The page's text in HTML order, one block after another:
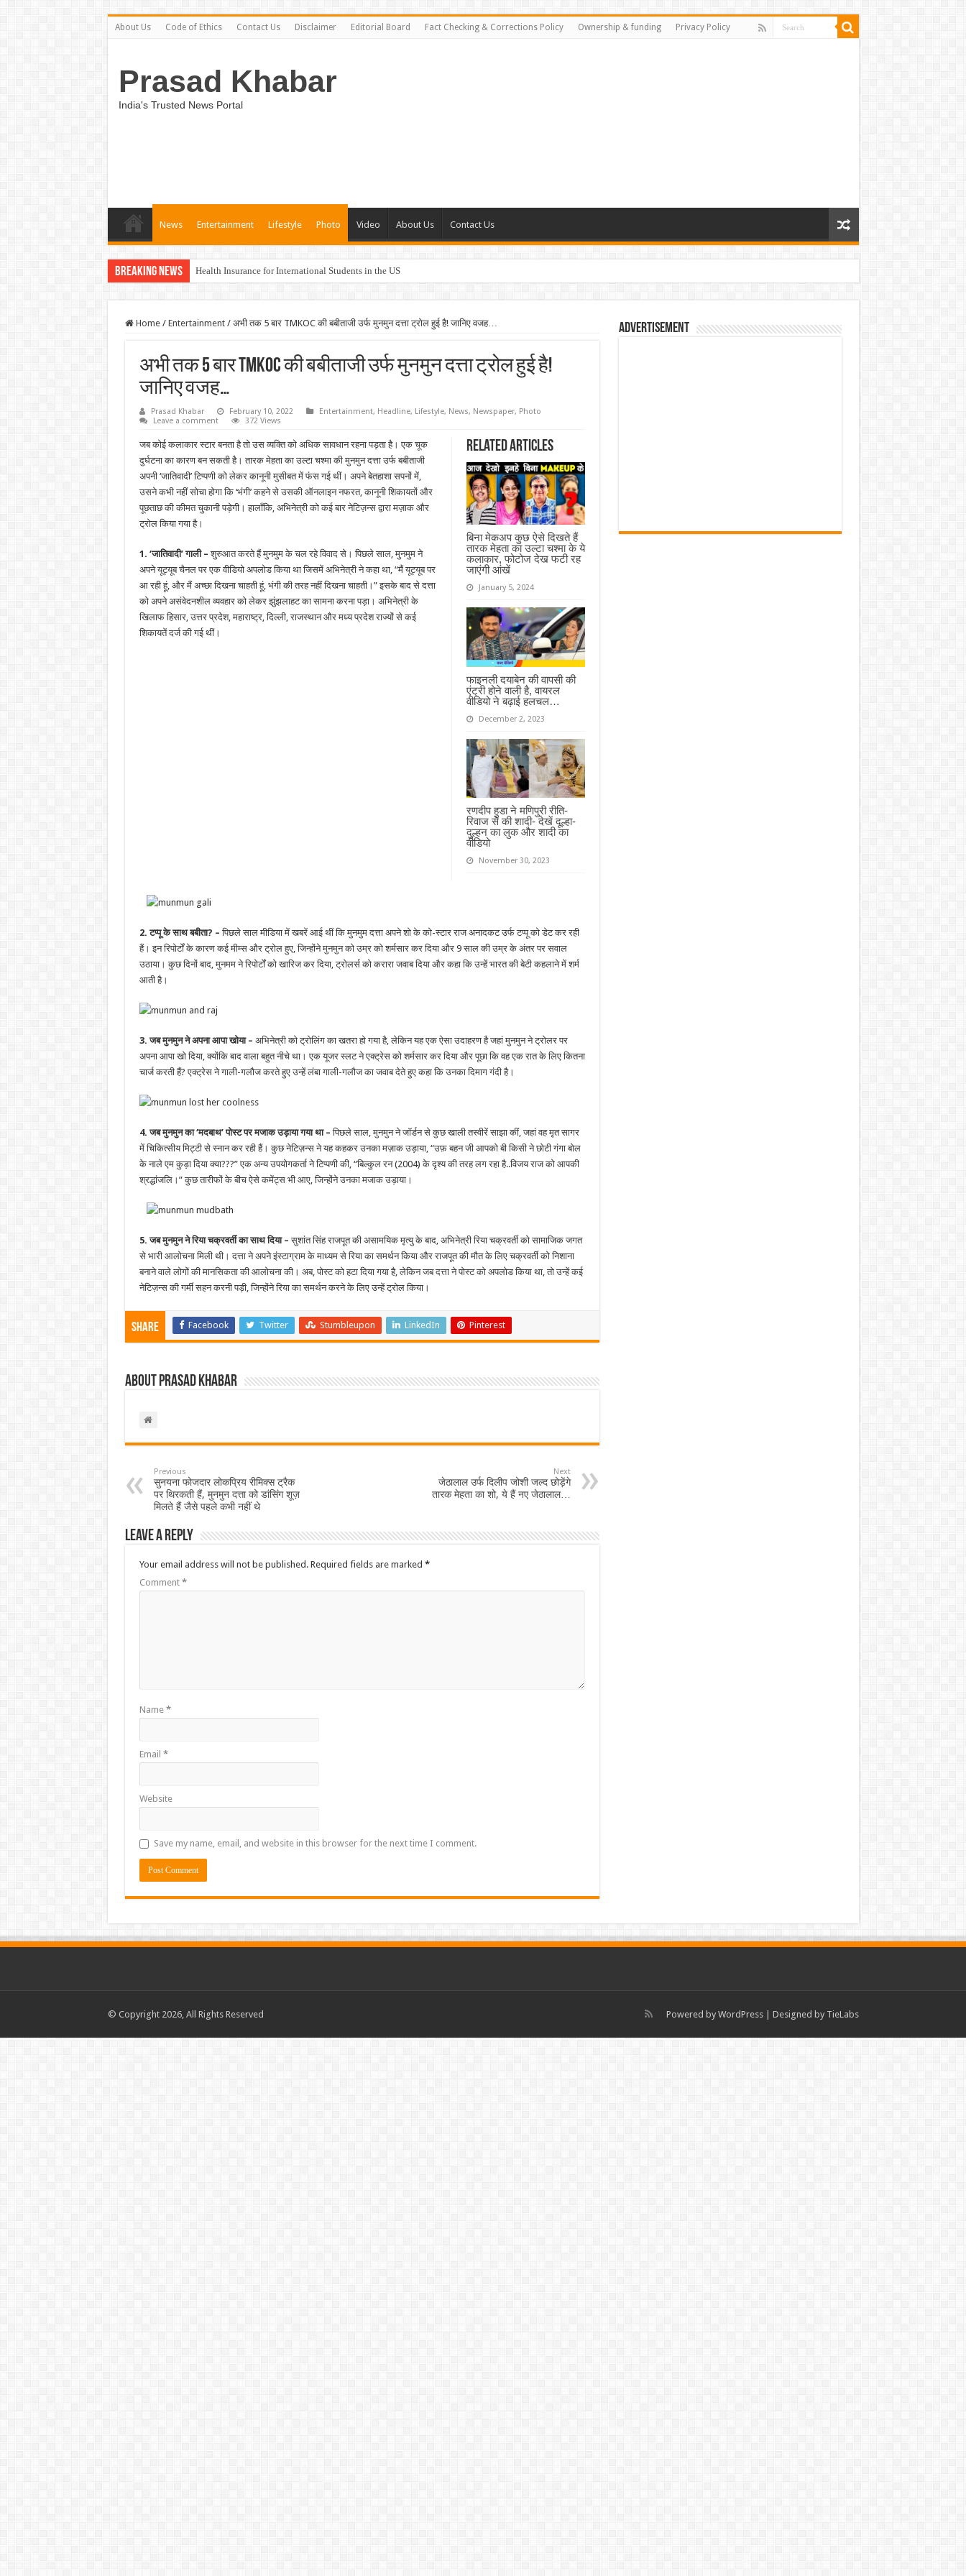
About Us Code of Ethics Contact Us Disclaimer Editorial Board Fact Checking & Corrections Policy Ownership & funding Privacy Policy
Prasad Khabar
India's Trusted News Portal
News Entertainment Lifestyle Photo Video About Us Contact Us
Breaking News Health Insurance for International Students in the US
Unveiling the Best Medical Insurance Plans in the US
Home / Entertainment / अभी तक 5 बार TMKOC की बबीताजी उर्फ मुनमुन दत्ता ट्रोल हुई है! जानिए वजह…
अभी तक 5 बार TMKOC की बबीताजी उर्फ मुनमुन दत्ता ट्रोल हुई है!
जानिए वजह…
Prasad Khabar February 10, 2022 Entertainment, Headline, Lifestyle, News, Newspaper, Photo
Leave a comment
372 Views
Related Articles
बिना मेकअप कुछ ऐसे दिखते हैं
तारक मेहता का उल्टा चश्मा के ये
कलाकार, फोटोज देख फटी रह
जाएंगी आंखें
January 5, 2024
फाइनली दयाबेन की वापसी की
एंट्री होने वाली है, वायरल
वीडियो ने बढ़ाई हलचल…
December 2, 2023
रणदीप हुडा ने मणिपुरी रीति-
रिवाज से की शादी- देखें दूल्हा-
दुल्हन का लुक और शादी का
वीडियो
November 30, 2023
जब कोई कलाकार स्टार बनता है तो उस व्यक्ति को अधिक सावधान रहना पड़ता है। एक चूक
दुर्घटना का कारण बन सकती है। तारक मेहता का उल्टा चश्मा की मुनमुन दत्ता उर्फ बबीताजी
अपनी ‘जातिवादी’ टिप्पणी को लेकर कानूनी मुसीबत में फंस गई थीं। अपने बेतहाशा सपनों में,
उसने कभी नहीं सोचा होगा कि ‘भंगी’ कहने से उसकी ऑनलाइन नफरत, कानूनी शिकायतों और
पूछताछ की कीमत चुकानी पड़ेगी। हालाँकि, अभिनेत्री को कई बार नेटिज़न्स द्वारा मज़ाक और
ट्रोल किया गया है।
1. ‘जातिवादी’ गाली – शुरुआत करते हैं मुनमुम के चल रहे विवाद से। पिछले साल, मुनमुम ने
अपने यूट्यूब चैनल पर एक वीडियो अपलोड किया था जिसमें अभिनेत्री ने कहा था, “मैं यूट्यूब पर
आ रही हूं, और मैं अच्छा दिखना चाहती हूं, भंगी की तरह नहीं दिखना चाहती।” इसके बाद से दत्ता
को अपने असंवेदनशील व्यवहार को लेकर झुंझलाहट का सामना करना पड़ा। अभिनेत्री के
खिलाफ हिसार, उत्तर प्रदेश, महाराष्ट्र, दिल्ली, राजस्थान और मध्य प्रदेश राज्यों से कई
शिकायतें दर्ज की गई थीं।
2. टप्पू के साथ बबीता? – पिछले साल मीडिया में खबरें आई थीं कि मुनमुम दत्ता अपने शो के को-स्टार राज अनादकट उर्फ टप्पू को डेट कर रही
हैं। इन रिपोर्टों के कारण कई मीम्स और ट्रोल हुए, जिन्होंने मुनमुन को उम्र को शर्मसार कर दिया और 9 साल की उम्र के अंतर पर सवाल
उठाया। कुछ दिनों बाद, मुनमम ने रिपोर्टों को खारिज कर दिया, ट्रोलर्स को करारा जवाब दिया और कहा कि उन्हें भारत की बेटी कहलाने में शर्म
आती है।
3. जब मुनमुन ने अपना आपा खोया – अभिनेत्री को ट्रोलिंग का खतरा हो गया है, लेकिन यह एक ऐसा उदाहरण है जहां मुनमुन ने ट्रोलर पर
अपना आपा खो दिया, क्योंकि बाद वाला बहुत नीचे था। एक यूजर स्लट ने एक्ट्रेस को शर्मसार कर दिया और पूछा कि वह एक रात के लिए कितना
चार्ज करती हैं? एक्ट्रेस ने गाली-गलौज करते हुए उन्हें लंबा गाली-गलौज का जवाब देते हुए कहा कि उनका दिमाग गंदी है।
4. जब मुनमुन का ‘मदबाथ’ पोस्ट पर मजाक उड़ाया गया था – पिछले साल, मुनमुन ने जॉर्डन से कुछ खाली तस्वीरें साझा कीं, जहां वह मृत सागर
में चिकित्सीय मिट्टी से स्नान कर रही हैं। कुछ नेटिज़न्स ने यह कहकर उनका मज़ाक उड़ाया, “उफ़ बहन जी आपको बी किसी ने छोटी गंगा बोल
के नाले एम कुड़ा दिया क्या???” एक अन्य उपयोगकर्ता ने टिप्पणी की, “बिल्कुल रन (2004) के दृश्य की तरह लग रहा है..विजय राज को आपकी
श्रद्धांजलि।” कुछ तारीफों के बीच ऐसे कमेंट्स भी आए, जिन्होंने उनका मजाक उड़ाया।
5. जब मुनमुन ने रिया चक्रवर्ती का साथ दिया – सुशांत सिंह राजपूत की असामयिक मृत्यु के बाद, अभिनेत्री रिया चक्रवर्ती को सामाजिक जगत
से भारी आलोचना मिली थी। दत्ता ने अपने इंस्टाग्राम के माध्यम से रिया का समर्थन किया और राजपूत की मौत के लिए चक्रवर्ती को निशाना
बनाने वाले लोगों की मानसिकता की आलोचना की। अब, पोस्ट को हटा दिया गया है, लेकिन जब दत्ता ने पोस्ट को अपलोड किया था, तो उन्हें कई
नेटिज़न्स की गर्मी सहन करनी पड़ी, जिन्होंने रिया का समर्थन करने के लिए उन्हें ट्रोल किया।
Share Facebook Twitter Stumbleupon LinkedIn Pinterest
About Prasad Khabar
Previous
सुनयना फोजदार लोकप्रिय रीमिक्स ट्रैक
पर थिरकती हैं, मुनमुन दत्ता को डांसिंग शूज़
मिलते हैं जैसे पहले कभी नहीं थे
Next
जेठालाल उर्फ दिलीप जोशी जल्द छोड़ेंगे
तारक मेहता का शो, ये हैं नए जेठालाल…
Leave a Reply
Your email address will not be published. Required fields are marked *
Comment *
Name *
Email *
Website
Save my name, email, and website in this browser for the next time I comment.
Advertisement
Powered by WordPress| Designed by TieLabs
© Copyright 2026, All Rights Reserved